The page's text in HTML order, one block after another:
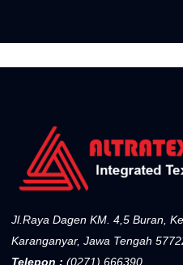
Jl.Raya Dagen KM. 4,5 Buran,
Karanganyar, Jawa Tengah
Telepon : (0271) 666390